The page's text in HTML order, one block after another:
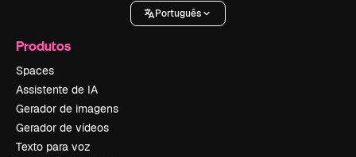
Português
Produtos
Spaces
Assistente de IA
Gerador de imagens
Gerador de vídeos
Texto para voz